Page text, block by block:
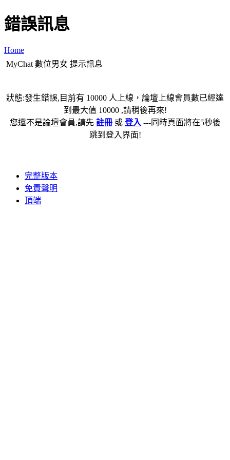
錯誤訊息
Home
MyChat 數位男女 提示訊息
狀態:發生錯誤,目前有 10000 人上線，論壇上線會員數已經達
到最大值 10000 ,請稍後再來!
您還不是論壇會員,請先 註冊或 登入 ---同時頁面將在5秒後
跳到登入界面!
完整版本
免責聲明
頂端